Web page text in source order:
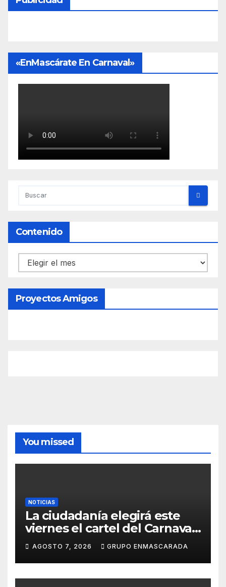
«EnMascárate En Carnaval»
Contenido
Contenido
Proyectos Amigos
You missed
NOTICIAS
La ciudadanía elegirá este
viernes el cartel del Carnaval
de Las Palmas de Gran
Canaria 2027 en una gala
retransmitida por Televisión
Canaria
AGOSTO 7, 2026 GRUPO ENMASCARADA